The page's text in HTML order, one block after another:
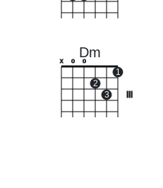
Dm
x o o
2
3
1